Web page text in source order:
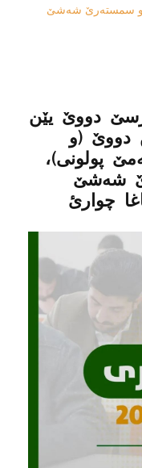
(و سمستەرێ شەشێ
دووێ یێن
دووێ (و
پولونی)،
شەشێ
چوارئ